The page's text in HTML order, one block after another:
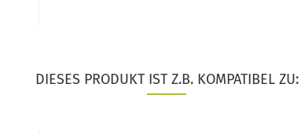
DIESES PRODUKT IST Z.B. KOMPATIBEL ZU: